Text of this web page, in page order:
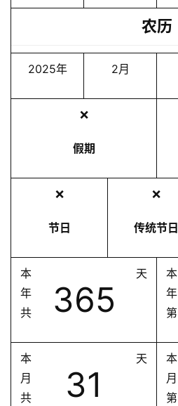
农历
2025年 2月
❌
假期
❌
节日
❌
传统节日
本
年
共
365
天
本
年
第
本
月
共
31
天
本
月
第